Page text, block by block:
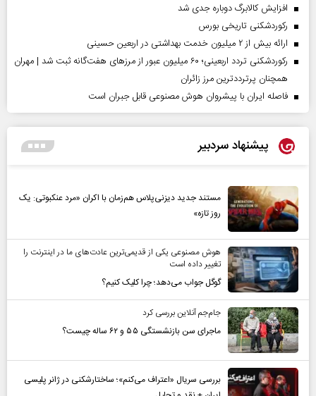
افزایش کالابرگ دوباره جدی شد
رکوردشکنی تاریخی بورس
ارائه بیش از ۲ میلیون خدمت بهداشتی در اربعین حسینی
رکوردشکنی تردد اربعینی؛ ۶۰ میلیون عبور از مرزهای هفت‌گانه ثبت شد | مهران
همچنان پرترددترین مرز زائران
فاصله ایران با پیشرو‌ان هوش مصنوعی قابل جبران است
پیشنهاد سردبیر
مستند جدید دیزنی‌پلاس هم‌زمان با اکران «مرد عنکبوتی: یک
روز تازه»
هوش مصنوعی یکی از قدیمی‌ترین عادت‌های ما در اینترنت را
تغییر داده است
گوگل جواب می‌دهد؛ چرا کلیک کنیم؟
جام‌جم آنلاین بررسی کرد
ماجرای سن بازنشستگی ۵۵ و ۶۲ ساله چیست؟
بررسی سریال «اعتراف می‌کنم»؛ ساختارشکنی در ژانر پلیسی